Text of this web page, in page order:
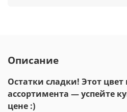
Описание
Остатки сладки! Этот
ассортимента — успейте
цене :)